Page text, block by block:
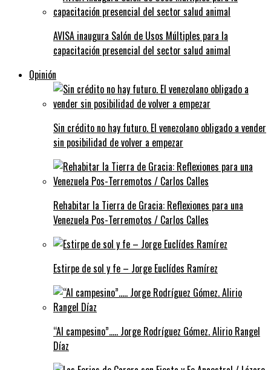
AVISA inaugura Salón de Usos Múltiples para la
capacitación presencial del sector salud animal
Opinión
Sin crédito no hay futuro. El venezolano obligado a vender
sin posibilidad de volver a empezar
Rehabitar la Tierra de Gracia: Reflexiones para una
Venezuela Pos-Terremotos / Carlos Calles
Estirpe de sol y fe – Jorge Euclídes Ramírez
“Al campesino”….. Jorge Rodríguez Gómez. Alirio Rangel
Díaz